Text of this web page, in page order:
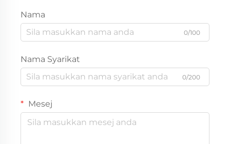
Nama
0/100
Nama Syarikat
0/200
Mesej